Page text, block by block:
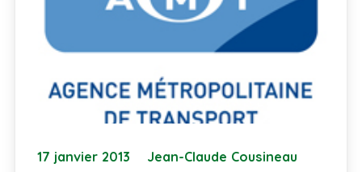
17 janvier 2013 Jean-Claude Cousineau